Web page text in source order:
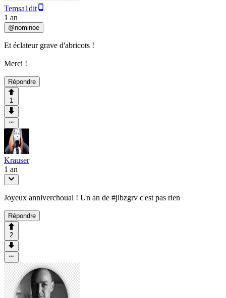
Temsa1dit
1 an
@nominoe
Et éclateur grave d'abricots !
Merci !
Répondre
1
Krauser
1 an
Joyeux anniverchoual ! Un an de #jlbzgrv c'est pas rien
Répondre
2